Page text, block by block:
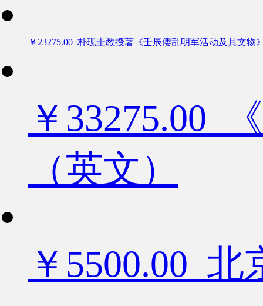
￥23275.00 朴现圭教授著《壬辰倭乱明军活动及其文物
￥33275.00
（英文）
￥5500.00